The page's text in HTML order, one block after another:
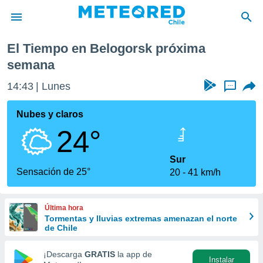
de
para
la
calidad.
a este
forma
digital
El Tiempo en Belogorsk próxima
semana
14:43 Lunes ...
Nubes y claros
24°
Sensación de 25°
Sur
20
41 km/h
Última hora
Tormentas y lluvias extremas amenazan el norte
de Chile
¡Descarga GRATIS la app de
Instalar